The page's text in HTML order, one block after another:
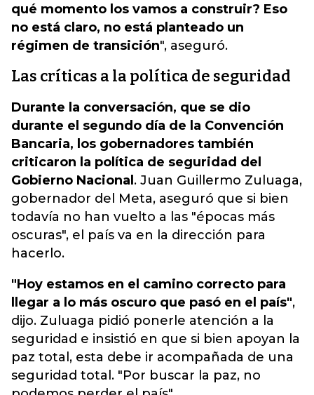
qué momento los vamos a construir? Eso
no está claro, no está planteado un
régimen de transición", aseguró.
Las críticas a la política de seguridad
Durante la conversación, que se dio
durante el segundo día de la Convención
Bancaria, los gobernadores también
criticaron la política de seguridad del
Gobierno Nacional . Juan Guillermo Zuluaga,
gobernador del Meta, aseguró que si bien
todavía no han vuelto a las "épocas más
oscuras", el país va en la dirección para
hacerlo.
"Hoy estamos en el camino correcto para
llegar a lo más oscuro que pasó en el país",
dijo. Zuluaga pidió ponerle atención a la
seguridad e insistió en que si bien apoyan la
paz total, esta debe ir acompañada de una
seguridad total. "Por buscar la paz, no